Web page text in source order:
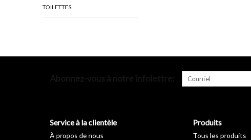
TOILETTES
Service à la clientèle
À propos de nous
Produits
Tous les produits